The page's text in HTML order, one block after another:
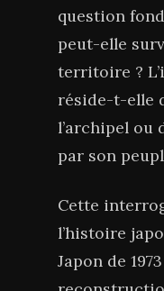
question
peut-elle
territoire ?
réside-t-elle
l’archipel ou
par son
Cette
l’histoire
Japon de